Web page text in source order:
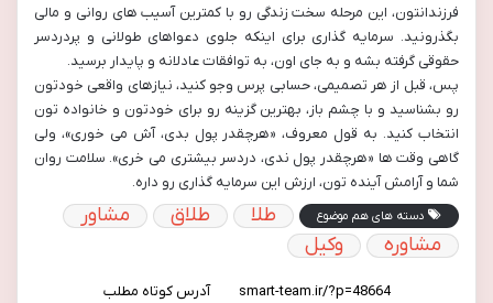
فرزندانتون، این مرحله سخت زندگی رو با کمترین آسیب های روانی و مالی
بگذرونید. سرمایه گذاری برای اینکه جلوی دعواهای طولانی و پردردسر
حقوقی گرفته بشه و به جای اون، به توافقات عادلانه و پایدار برسید.
پس، قبل از هر تصمیمی، حسابی پرس وجو کنید، نیازهای واقعی خودتون
رو بشناسید و با چشم باز، بهترین گزینه رو برای خودتون و خانواده تون
انتخاب کنید. به قول معروف، «هرچقدر پول بدی، آش می خوری»، ولی
گاهی وقت ها «هرچقدر پول ندی، دردسر بیشتری می خری». سلامت روان
شما و آرامش آینده تون، ارزش این سرمایه گذاری رو داره.
دسته های هم موضوع طلا طلاق
مشاور
مشاوره
وکیل
آدرس کوتاه مطلب